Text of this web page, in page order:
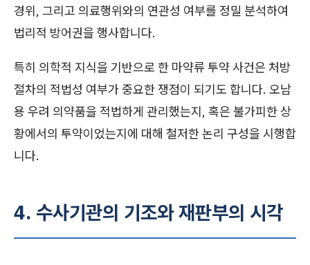
경위, 그리고 의료행위와의 연관성 여부를 정밀 분석하여
법리적 방어권을 행사합니다.
특히 의학적 지식을 기반으로 한 마약류 투약 사건은 처방
절차의 적법성 여부가 중요한 쟁점이 되기도 합니다. 오남
용 우려 의약품을 적법하게 관리했는지, 혹은 불가피한 상
황에서의 투약이었는지에 대해 철저한 논리 구성을 시행합
니다.
4. 수사기관의 기조와 재판부의 시각